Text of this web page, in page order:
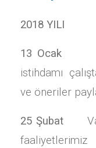
2018 YILI
13
istihdamı
ve öneriler
25 Şubat